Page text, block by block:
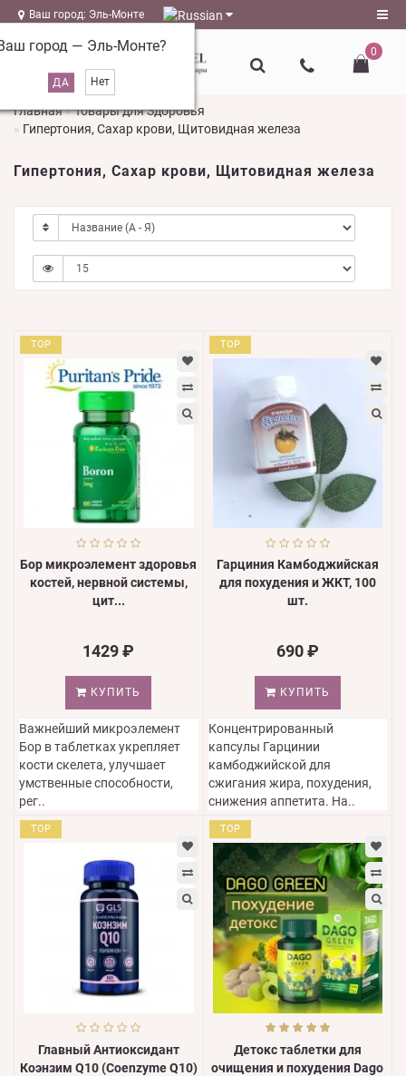
Ваш город: Эль-Монте
город — Эль-Монте?
Регистрация
naturel.ru
закладки
Сравнение
0
Главная
Товары для Здоровья
Гипертония, Сахар крови, Щитовидная железа
Гипертония, Сахар крови, Щитовидная железа
TOP
Бор микроэлемент здоровья
костей, нервной системы,
цит...
1429 ₽
КУПИТЬ
Важнейший микроэлемент
Бор в таблетках укрепляет
кости скелета, улучшает
умственные способности,
рег..
TOP
Гарциния Камбоджийская
для похудения и ЖКТ, 100
шт.
690 ₽
КУПИТЬ
Концентрированный
капсулы Гарцинии
камбоджийской для
сжигания жира, похудения,
снижения аппетита. На..
TOP
Главный Антиоксидант
Коэнзим Q10 (Coenzyme Q10)
TOP
Детокс таблетки для
очищения и похудения Dago